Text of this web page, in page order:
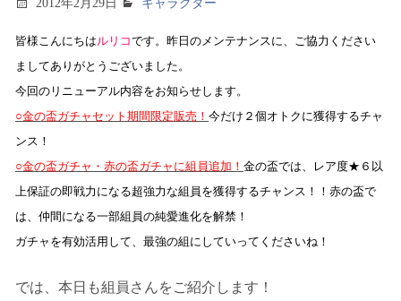
2012年2月29日 キャラクター
皆様こんにちはルリコです。昨日のメンテナンスに、ご協力ください
ましてありがとうございました。
今回のリニューアル内容をお知らせします。
○金の盃ガチャセット期間限定販売！ 今だけ２個オトクに獲得するチャ
ンス！
○金の盃ガチャ・赤の盃ガチャに組員追加！ 金の盃では、
レア度★６以
上保証の即戦力になる超強力な組員を獲得するチャンス！！赤の盃で
は、仲間になる一部組員の純愛進化を解禁！
ガチャを有効活用して、最強の組にしていってくださいね！
では、本日も組員さんをご紹介します！